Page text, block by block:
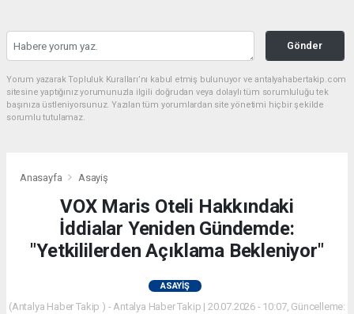
Gönder
Yorum yazarak Topluluk Kuralları’nı kabul etmiş bulunuyor ve antalyahabertakip.com
sitesine yaptığınız yorumunuzla ilgili doğrudan veya dolaylı tüm sorumluluğu tek
başınıza üstleniyorsunuz. Yazılan tüm yorumlardan site yönetimi hiçbir şekilde
sorumlu tutulamaz.
Anasayfa Asayiş
VOX Maris Oteli Hakkındaki
İddialar Yeniden Gündemde:
"Yetkililerden Açıklama Bekleniyor"
ASAYIŞ
(Antalya Haber Takip ) - Antalya Haber Takip | 20.07.2026 - 10:07, Güncelleme: